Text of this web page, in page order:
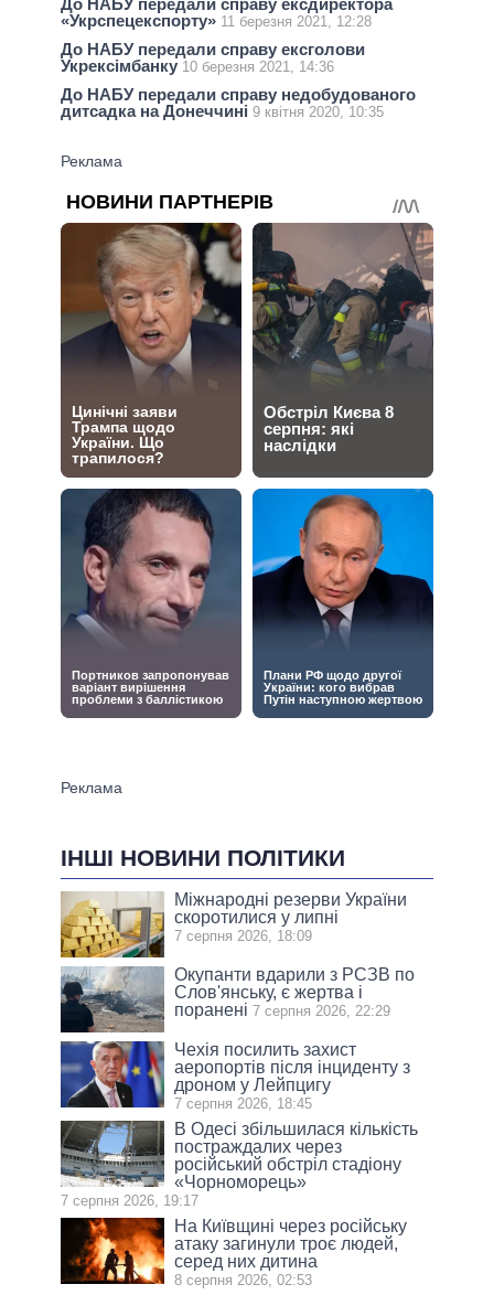
«Укрспецекспорту» 11 березня 2021, 12:28
До НАБУ передали справу ексголови
Укрексімбанку 10 березня 2021, 14:36
До НАБУ передали справу недобудованого
дитсадка на Донеччині 9 квітня 2020, 10:35
ІНШІ НОВИНИ ПОЛІТИКИ
Міжнародні резерви України
скоротилися у липні
7 серпня 2026, 18:09
Окупанти вдарили з РСЗВ по
Слов'янську, є жертва і
поранені 7 серпня 2026, 22:29
Чехія посилить захист
аеропортів після інциденту з
дроном у Лейпцигу
7 серпня 2026, 18:45
В Одесі збільшилася кількість
постраждалих через
російський обстріл стадіону
«Чорноморець»
7 серпня 2026, 19:17
На Київщині через російську
атаку загинули троє людей,
серед них дитина
8 серпня 2026, 02:53